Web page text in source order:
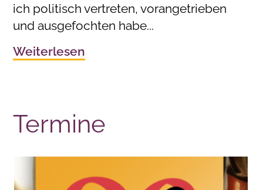
ich politisch vertreten, vorangetrieben
und ausgefochten habe...
Weiterlesen
Termine